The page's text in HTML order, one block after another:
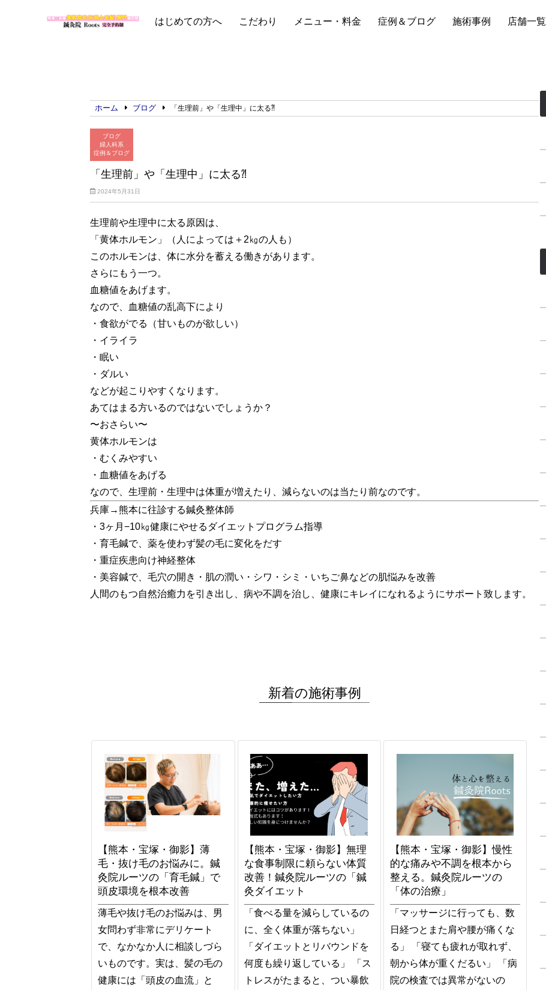
はじめての方へ こだわり メニュー・料金 症例＆ブログ 施術事例 店舗一覧
ホーム ブログ 「生理前」や「生理中」に太る⁈
ブログ
婦人科系
症例＆ブログ
「生理前」や「生理中」に太る⁈
2024年5月31日
生理前や生理中に太る原因は、
「黄体ホルモン」（人によっては＋2㎏の人も）
このホルモンは、体に水分を蓄える働きがあります。
さらにもう一つ。
血糖値をあげます。
なので、血糖値の乱高下により
・食欲がでる（甘いものが欲しい）
・イライラ
・眠い
・ダルい
などが起こりやすくなります。
あてはまる方いるのではないでしょうか？
〜おさらい〜
黄体ホルモンは
・むくみやすい
・血糖値をあげる
なので、生理前・生理中は体重が増えたり、減らないのは当たり前なのです。
兵庫→熊本に往診する鍼灸整体師
・3ヶ月−10㎏健康にやせるダイエットプログラム指導
・育毛鍼で、薬を使わず髪の毛に変化をだす
・重症疾患向け神経整体
・美容鍼で、毛穴の開き・肌の潤い・シワ・シミ・いちご鼻などの肌悩みを改善
人間のもつ自然治癒力を引き出し、病や不調を治し、健康にキレイになれるようにサポート致します。
新着の施術事例
【熊本・宝塚・御影】薄
毛・抜け毛のお悩みに。鍼
灸院ルーツの「育毛鍼」で
頭皮環境を根本改善
薄毛や抜け毛のお悩みは、男
女問わず非常にデリケート
で、なかなか人に相談しづら
いものです。実は、髪の毛の
健康には「頭皮の血流」と
【熊本・宝塚・御影】無理
な食事制限に頼らない体質
改善！鍼灸院ルーツの「鍼
灸ダイエット
「食べる量を減らしているの
に、全く体重が落ちない」
「ダイエットとリバウンドを
何度も繰り返している」 「ス
トレスがたまると、つい暴飲
【熊本・宝塚・御影】慢性
的な痛みや不調を根本から
整える。鍼灸院ルーツの
「体の治療」
「マッサージに行っても、数
日経つとまた肩や腰が痛くな
る」 「寝ても疲れが取れず、
朝から体が重くだるい」 「病
院の検査では異常がないの